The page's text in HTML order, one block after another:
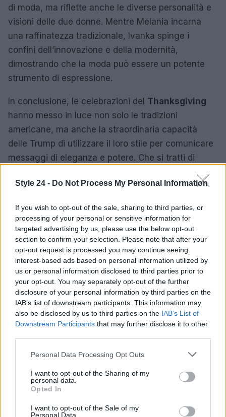
Style 24 - Do Not Process My Personal Information
If you wish to opt-out of the sale, sharing to third parties, or
processing of your personal or sensitive information for
targeted advertising by us, please use the below opt-out
section to confirm your selection. Please note that after your
opt-out request is processed you may continue seeing
interest-based ads based on personal information utilized by
us or personal information disclosed to third parties prior to
your opt-out. You may separately opt-out of the further
disclosure of your personal information by third parties on the
IAB’s list of downstream participants. This information may
also be disclosed by us to third parties on the IAB’s List of
Downstream Participants that may further disclose it to other
Please note that this website/app uses one or more Google
not limited to your visit or usage behaviour. You may click to
grant or deny consent to Google and its third-party tags to
use your data for below specified purposes in below Google
consent section.
Personal Data Processing Opt Outs
I want to opt-out of the Sharing of my
personal data.
Opted In
I want to opt-out of the Sale of my
Personal Data.
di moda, ma riflette anche le diverse personalità e
visioni delle due donne. Mentre Melania incarna
una raffinatezza tradizionale, Ivanka spinge i
confini dell’innovazione e della modernità,
dimostrando che la moda può essere un potente
strumento di espressione.
In conclusione, le celebrazioni del Thanksgiving
hanno messo in luce non solo le tradizioni
americane, ma anche la straordinaria capacità
delle Trump di utilizzare il loro stile per comunicare
messaggi di eleganza e potere. Che si tratti di
continuano a ispirare e influenzare il mondo della
AUTORE
Staff